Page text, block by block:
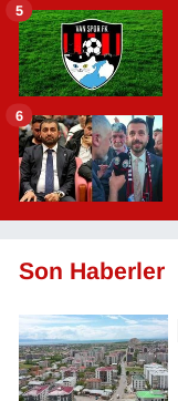
5
6
Son Haberler